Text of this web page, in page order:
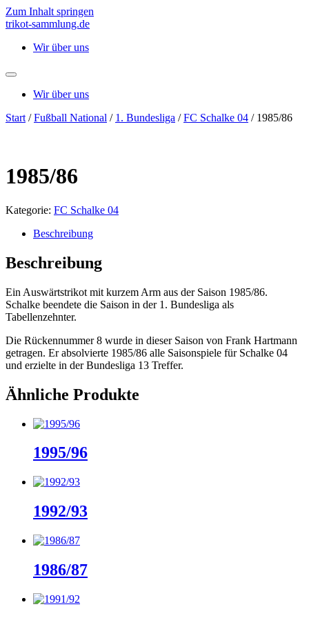
Zum Inhalt springen
trikot-sammlung.de
Wir über uns
Wir über uns
Start /Fußball National / 1. Bundesliga /FC Schalke 04 / 1985/86
1985/86
Kategorie: FC Schalke 04
Beschreibung
Beschreibung
Ein Auswärtstrikot mit kurzem Arm aus der Saison 1985/86.
Schalke beendete die Saison in der 1. Bundesliga als
Tabellenzehnter.
Die Rückennummer 8 wurde in dieser Saison von Frank Hartmann
getragen. Er absolvierte 1985/86 alle Saisonspiele für Schalke 04
und erzielte in der Bundesliga 13 Treffer.
Ähnliche Produkte
1995/96
1992/93
1986/87